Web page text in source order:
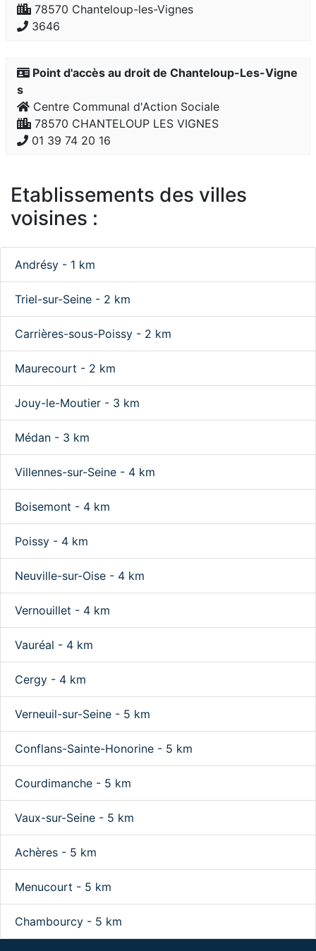
78570 Chanteloup-les-Vignes
3646
Point d'accès au droit de Chanteloup-Les-Vigne
s
Centre Communal d'Action Sociale
78570 CHANTELOUP LES VIGNES
01 39 74 20 16
Etablissements des villes
voisines :
Andrésy - 1 km
Triel-sur-Seine - 2 km
Carrières-sous-Poissy - 2 km
Maurecourt - 2 km
Jouy-le-Moutier - 3 km
Médan - 3 km
Villennes-sur-Seine - 4 km
Boisemont - 4 km
Poissy - 4 km
Neuville-sur-Oise - 4 km
Vernouillet - 4 km
Vauréal - 4 km
Cergy - 4 km
Verneuil-sur-Seine - 5 km
Conflans-Sainte-Honorine - 5 km
Courdimanche - 5 km
Vaux-sur-Seine - 5 km
Achères - 5 km
Menucourt - 5 km
Chambourcy - 5 km